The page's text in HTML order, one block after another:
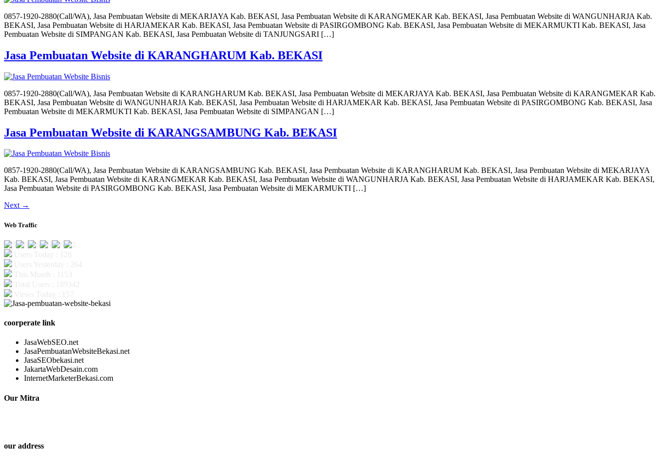
0857-1920-2880(Call/WA), Jasa Pembuatan Website di MEKARJAYA Kab. BEKASI, Jasa Pembuatan Website di KARANGMEKAR Kab. BEKASI, Jasa Pembuatan Website di WANGUNHARJA Kab.
BEKASI, Jasa Pembuatan Website di HARJAMEKAR Kab. BEKASI, Jasa Pembuatan Website di PASIRGOMBONG Kab. BEKASI, Jasa Pembuatan Website di MEKARMUKTI Kab. BEKASI, Jasa
Pembuatan Website di SIMPANGAN Kab. BEKASI, Jasa Pembuatan Website di TANJUNGSARI […]
Jasa Pembuatan Website di KARANGHARUM Kab. BEKASI
0857-1920-2880(Call/WA), Jasa Pembuatan Website di KARANGHARUM Kab. BEKASI, Jasa Pembuatan Website di MEKARJAYA Kab. BEKASI, Jasa Pembuatan Website di KARANGMEKAR Kab.
BEKASI, Jasa Pembuatan Website di WANGUNHARJA Kab. BEKASI, Jasa Pembuatan Website di HARJAMEKAR Kab. BEKASI, Jasa Pembuatan Website di PASIRGOMBONG Kab. BEKASI, Jasa
Pembuatan Website di MEKARMUKTI Kab. BEKASI, Jasa Pembuatan Website di SIMPANGAN […]
Jasa Pembuatan Website di KARANGSAMBUNG Kab. BEKASI
0857-1920-2880(Call/WA), Jasa Pembuatan Website di KARANGSAMBUNG Kab. BEKASI, Jasa Pembuatan Website di KARANGHARUM Kab. BEKASI, Jasa Pembuatan Website di MEKARJAYA
Kab. BEKASI, Jasa Pembuatan Website di KARANGMEKAR Kab. BEKASI, Jasa Pembuatan Website di WANGUNHARJA Kab. BEKASI, Jasa Pembuatan Website di HARJAMEKAR Kab. BEKASI,
Jasa Pembuatan Website di PASIRGOMBONG Kab. BEKASI, Jasa Pembuatan Website di MEKARMUKTI […]
Next →
Web Traffic
coorperate link
JasaWebSEO.net
JasaPembuatanWebsiteBekasi.net
JasaSEObekasi.net
JakartaWebDesain.com
InternetMarketerBekasi.com
Our Mitra
our address